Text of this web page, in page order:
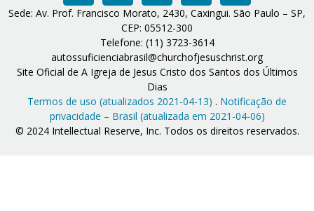
Sede: Av. Prof. Francisco Morato, 2430, Caxingui. São Paulo – SP,
CEP: 05512-300
Telefone: (11) 3723-3614
autossuficienciabrasil@churchofjesuschrist.org
Site Oficial de A Igreja de Jesus Cristo dos Santos dos Últimos
Dias
Termos de uso (atualizados 2021-04-13) . Notificação de
privacidade – Brasil (atualizada em 2021-04-06)
© 2024 Intellectual Reserve, Inc. Todos os direitos reservados.